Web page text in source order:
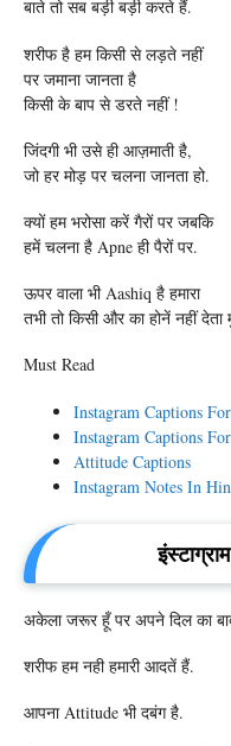
बाते तो सब बड़ी बड़ी करते हैं.
शरीफ है हम किसी से लड़ते नहीं
पर जमाना जानता है
किसी के बाप से डरते नहीं !
जिंदगी भी उसे ही आज़माती है,
जो हर मोड़ पर चलना जानता हो.
क्यों हम भरोसा करें गैरों पर जबकि
हमें चलना है Apne ही पैरों पर.
ऊपर वाला भी Aashiq है हमारा
तभी तो किसी और का होनें नहीं
Must Read
Instagram Captions
Instagram Captions
Attitude Captions
Instagram Notes In
अकेला जरूर हूँ पर अपने दिल का
शरीफ हम नही हमारी आदतें हैं.
आपना Attitude भी दबंग है.